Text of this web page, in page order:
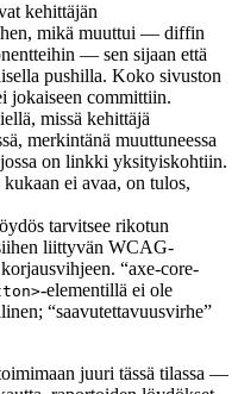
kehittäjän
mikä muuttui — diffin
— sen sijaan että
pushilla. Koko sivuston
jokaiseen committiin.
missä kehittäjä
merkintänä muuttuneessa
on linkki yksityiskohtiin.
ei avaa, on tulos,
tarvitsee rikotun
liittyvän WCAG-
“axe-core-
-elementillä ei ole
“saavutettavuusvirhe”
juuri tässä tilassa —